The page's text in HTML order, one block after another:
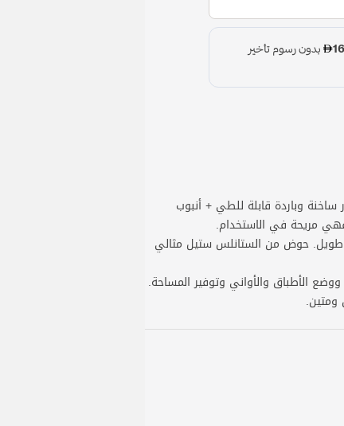
وباردة قابلة للطي + أنبوب
مريحة في الاستخدام.
طويل. حوض من الستانلس ستيل مثالي
الأطباق والأواني وتوفير المساحة.
ومتين.